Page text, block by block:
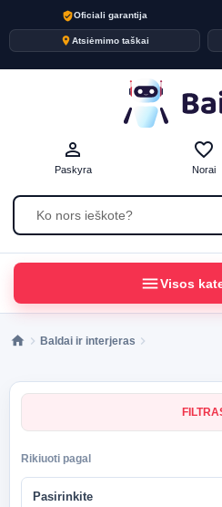
verified_userOficiali garantija
placeAtsiėmimo taškai
person_outline
Paskyra
favorite_border
Norai
menuVisos
Baldai ir interjeras
Rikiuoti pagal
Pasirinkite